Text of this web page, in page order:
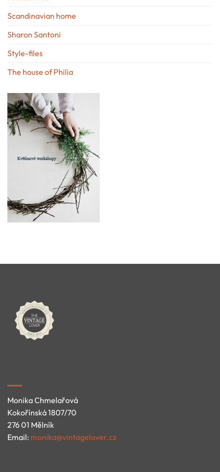
Scandinavian home
Sharon Santoni
Style-files
The house of Philia
Monika Chmelařová
Kokořínská 1807/70
276 01 Mělník
Email: monika@vintagelover.cz